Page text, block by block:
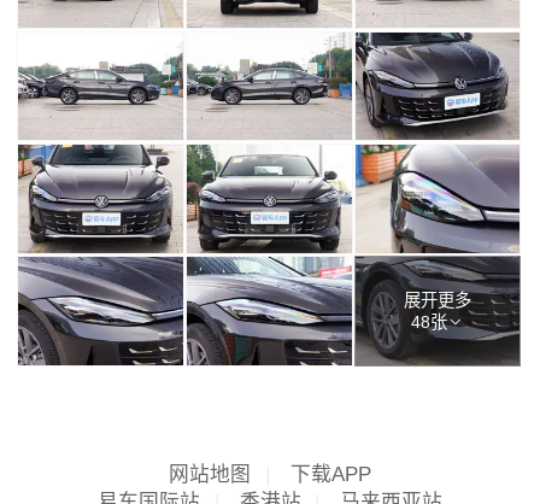
展开更多
48张
网站地图
下载APP